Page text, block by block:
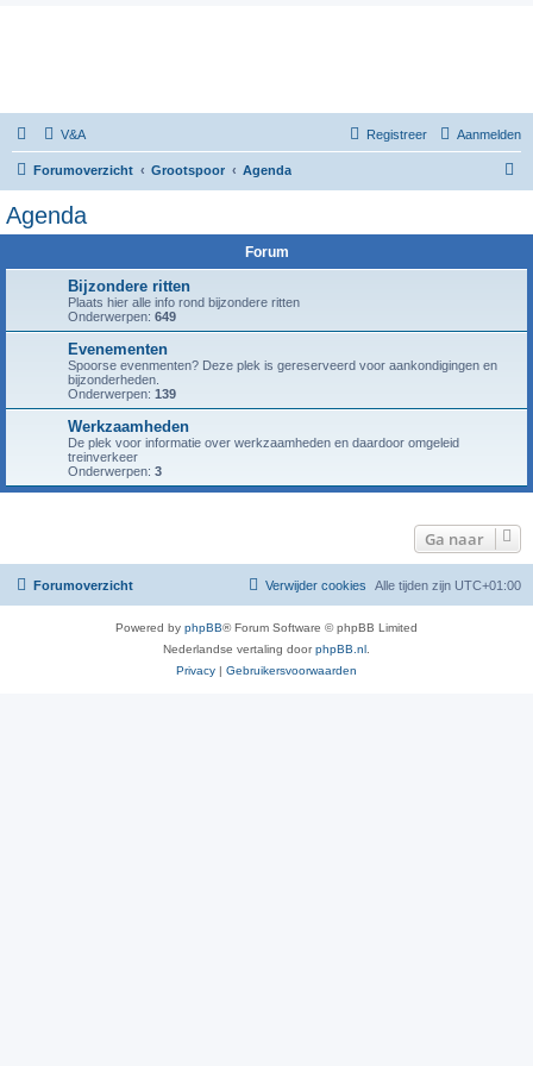
V&A Aanmelden
Registreer
Forumoverzicht Grootspoor Agenda
Agenda
Forum
Bijzondere ritten
Plaats hier alle info rond bijzondere ritten
Onderwerpen: 649
Evenementen
Spoorse evenmenten? Deze plek is gereserveerd voor aankondigingen en
bijzonderheden.
Onderwerpen: 139
Werkzaamheden
De plek voor informatie over werkzaamheden en daardoor omgeleid
treinverkeer
Onderwerpen: 3
Ga naar
Forumoverzicht Alle tijden zijn UTC+01:00
Verwijder cookies
Powered by phpBB® Forum Software © phpBB Limited
Nederlandse vertaling doorphpBB.nl
Privacy | Gebruikersvoorwaarden